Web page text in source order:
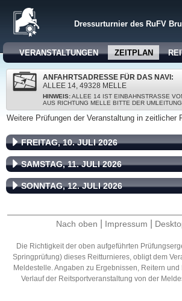
Dressurturnier des RuFV
VERANSTALTUNGEN ZEITPLAN
ANFAHRTSADRESSE FÜR DAS NAVI:
ALLEE 14, 49328 MELLE
HINWEIS:ALLEE 14 IST EINBAHNSTRASSE
US RICHTUNG MELLE BITTE DER UMLEITUNG
Weitere Prüfungen der Veranstaltung in zeitlicher
FREITAG, 10. JULI 2026
SAMSTAG, 11. JULI 2026
SONNTAG, 12. JULI 2026
Nach oben Impressum
Die Richtigkeit der oben aufgeführten
Springprüfung) dieses Reitturnieres, obligt dem
Meldestelle. Angaben zu Ergebnissen, Reitern
Verlauf der Reitsportveranstaltung von der